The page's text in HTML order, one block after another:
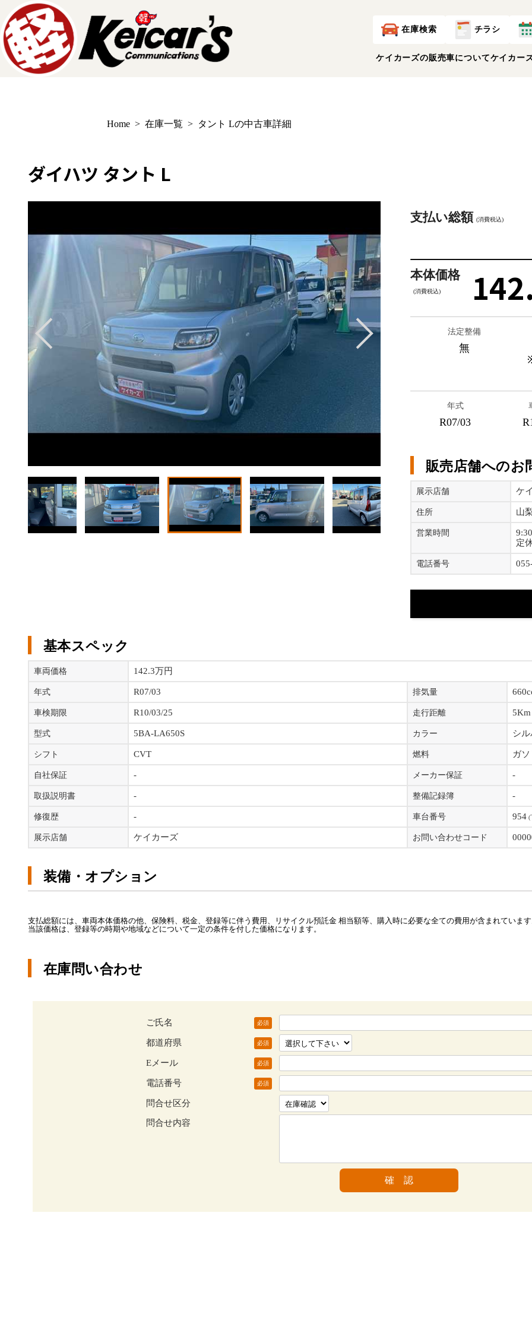
在庫検索 チラシ
ケイカーズの販売車についてケイカー
Home > 在庫一覧 > タント Lの中古車詳細
ダイハツ タント L
支払い総額 (消費税込)
本体価格
(消費税込)
法定整備
無
年式
R07/03
販売店舗へのお
展示店舗 ケ
住所 山
営業時間
定
電話番号
基本スペック
車両価格 142.3万円
年式 R07/03 排気量
車検期限 R10/03/25 走行距離 5Km
型式 5BA-LA650S カラー シル
シフト CVT 燃料 ガ
自社保証 - メーカー保証 -
取扱説明書 - 整備記録簿 -
修復歴 - 車台番号 954 (
展示店舗 ケイカーズ お問い合わせコード
装備・オプション
支払総額には、車両本体価格の他、保険料、税金、登録等に伴う費用、リサイクル預託金 相当額等、購入時に必要な全ての費用が含まれています
当該価格は、登録等の時期や地域などについて一定の条件を付した価格になります。
在庫問い合わせ